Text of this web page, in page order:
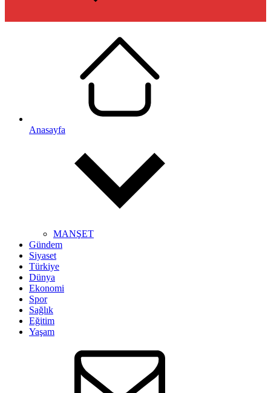
Anasayfa
MANŞET
Gündem
Siyaset
Türkiye
Dünya
Ekonomi
Spor
Sağlık
Eğitim
Yaşam